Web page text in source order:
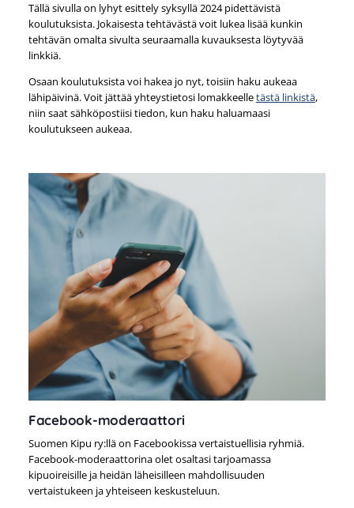
Tällä sivulla on lyhyt esittely syksyllä 2024 pidettävistä
koulutuksista. Jokaisesta tehtävästä voit lukea lisää kunkin
tehtävän omalta sivulta seuraamalla kuvauksesta löytyvää
linkkiä.
Osaan koulutuksista voi hakea jo nyt, toisiin haku aukeaa
lähipäivinä. Voit jättää yhteystietosi lomakkeelletästä linkistä,
niin saat sähköpostiisi tiedon, kun haku haluamaasi
koulutukseen aukeaa.
Facebook-moderaattori
Suomen Kipu ry:llä on Facebookissa vertaistuellisia ryhmiä.
Facebook-moderaattorina olet osaltasi tarjoamassa
kipuoireisille ja heidän läheisilleen mahdollisuuden
vertaistukeen ja yhteiseen keskusteluun.